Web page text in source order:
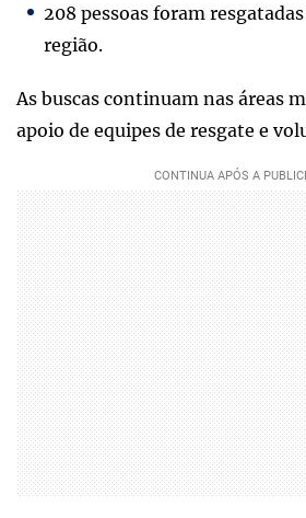
208 pessoas foram
região.
As buscas continuam nas áreas
apoio de equipes de resgate e